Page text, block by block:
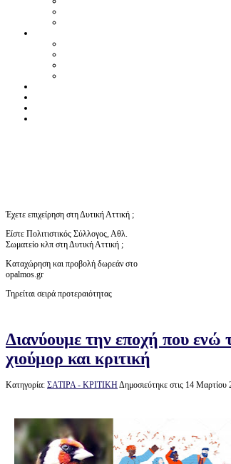
Έχετε επιχείρηση στη Δυτική Αττική ;
Είστε Πολιτιστικός Σύλλογος, Αθλ.
Σωματείο κλπ στη Δυτική Αττική ;
Καταχώρηση και προβολή δωρεάν στο
opalmos.gr
Τηρείται σειρά προτεραιότητας
Διανύουμε την εποχή που ενώ
χιούμορ και κριτική
Κατηγορία: ΣΑΤΙΡΑ - ΚΡΙΤΙΚΗΔημοσιεύτηκε στις 14 Μαρτίου